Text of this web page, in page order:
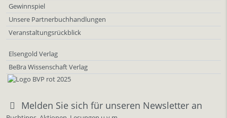
Gewinnspiel
Unsere Partnerbuchhandlungen
Veranstaltungsrückblick
Elsengold Verlag
BeBra Wissenschaft Verlag
Melden Sie sich für unseren Newsletter an